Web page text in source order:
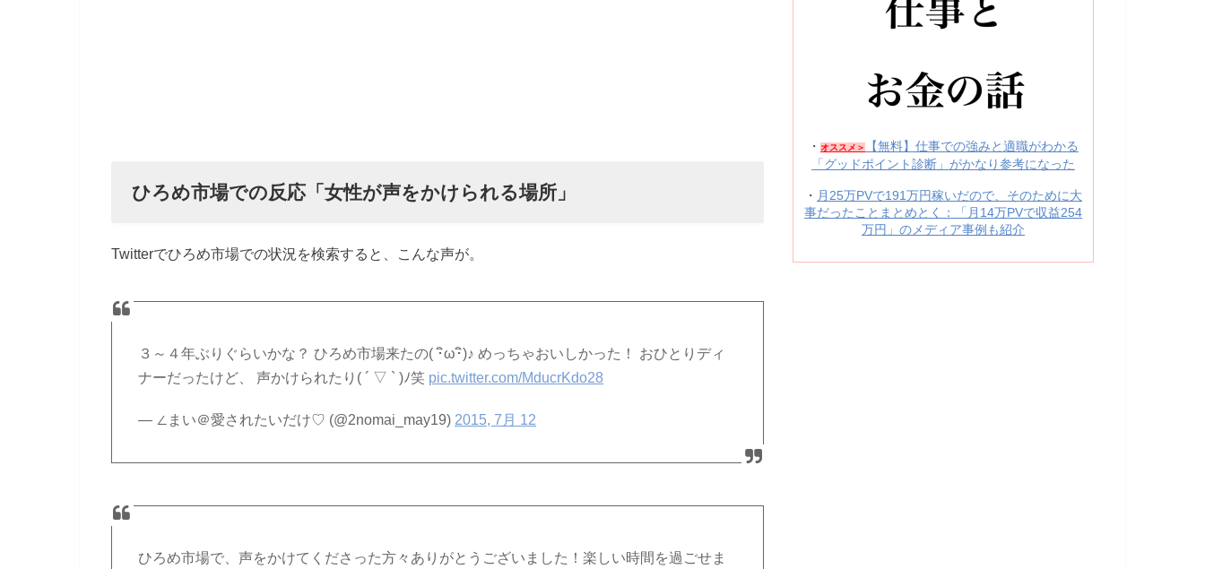
ひろめ市場での反応「女性が声をかけられる場所」
Twitterでひろめ市場での状況を検索すると、こんな声が。
３～４年ぶりぐらいかな？ ひろめ市場来たの( ･ิω･ิ)♪ めっちゃおいしかった！ おひとりディ
ナーだったけど、 声かけられたり( ´ ▽ ` )ﾉ笑 pic.twitter.com/MducrKdo28
— ∠まい＠愛されたいだけ♡ (@2nomai_may19) 2015, 7月 12
ひろめ市場で、声をかけてくださった方々ありがとうございました！楽しい時間を過ごせま
・ オススメ＞
【無料】仕事での強みと適職がわかる
「グッドポイント診断」がかなり参考になった
・ 月25万PVで191万円稼いだので、そのために大
事だったことまとめとく：「月14万PVで収益254
万円」のメディア事例も紹介